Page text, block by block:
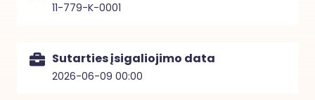
11-779-K-0001
Sutarties įsigaliojimo data
2026-06-09 00:00